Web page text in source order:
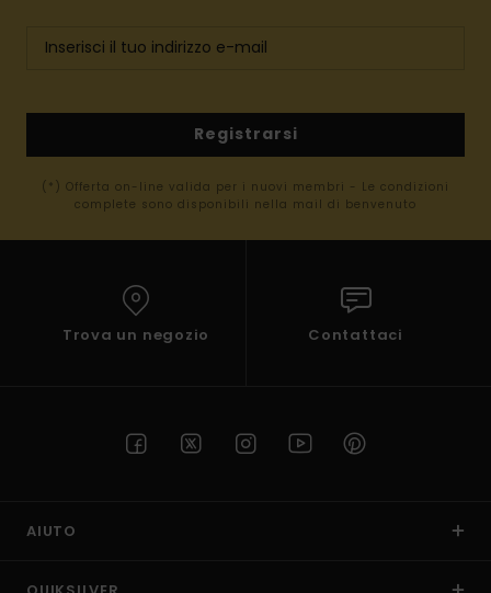
Registrarsi
(*) Offerta on-line valida per i nuovi membri - Le condizioni
complete sono disponibili nella mail di benvenuto
Trova un negozio Contattaci
AIUTO